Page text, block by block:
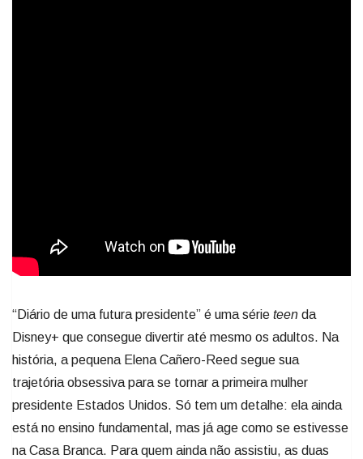
“Diário de uma futura presidente” é uma série teen da
Disney+ que consegue divertir até mesmo os adultos. Na
história, a pequena Elena Cañero-Reed segue sua
trajetória obsessiva para se tornar a primeira mulher
presidente Estados Unidos. Só tem um detalhe: ela ainda
está no ensino fundamental, mas já age como se estivesse
na Casa Branca. Para quem ainda não assistiu, as duas